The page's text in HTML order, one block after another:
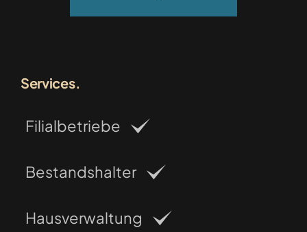
Services.
Filialbetriebe
Bestandshalter
Hausverwaltung